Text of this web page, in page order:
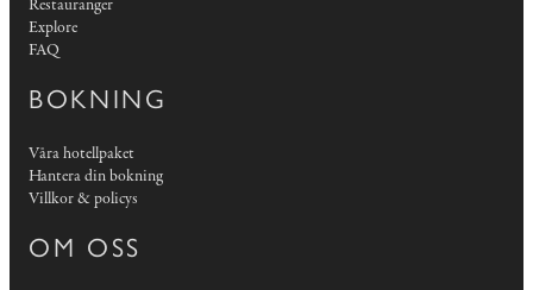
Restauranger
Explore
FAQ
BOKNING
Våra hotellpaket
Hantera din bokning
Villkor & policys
OM OSS